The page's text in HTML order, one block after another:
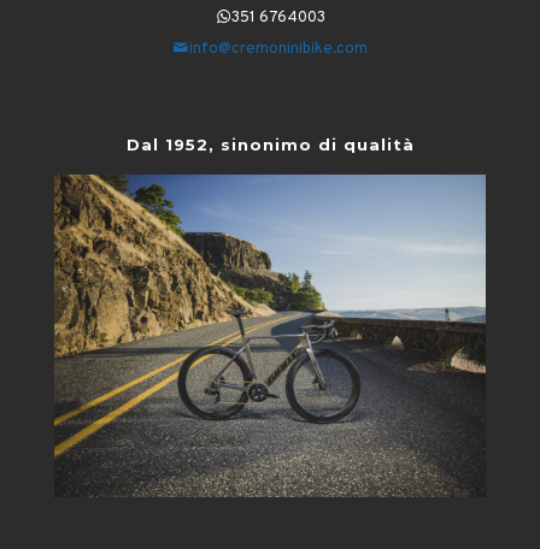
351 6764003
info@cremoninibike.com
Dal 1952, sinonimo di qualità